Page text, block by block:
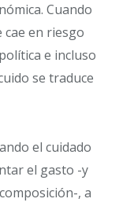
Cuando
cae en riesgo
e incluso
se traduce
el cuidado
el gasto -y
, a